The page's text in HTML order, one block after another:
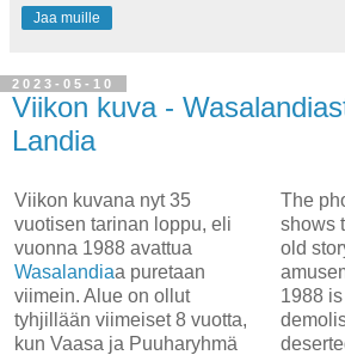
Jaa muille
2023-05-10
Viikon kuva -
Landia
Viikon kuvana nyt 35
vuotisen tarinan loppu, eli
vuonna 1988 avattua
Wasalandiaa puretaan
viimein. Alue on ollut
tyhjillään viimeiset 8 vuotta,
kun Vaasa ja Puuharyhmä
The
shows
old
1988